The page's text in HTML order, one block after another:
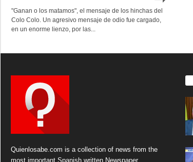
"Ganan o los matamos", el mensaje de los hinchas del
Colo Colo. Un agresivo mensaje de odio fue cargado,
en un enorme lienzo, por las...
Quienlosabe.com is a collection of news from the
most important Spanish written Newspaper.